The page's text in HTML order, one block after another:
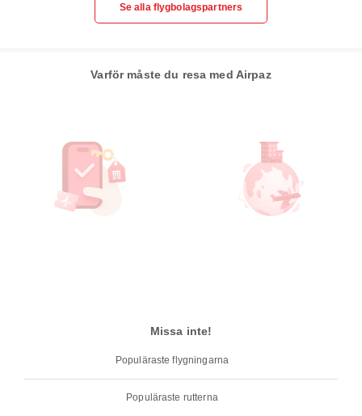
Se alla flygbolagspartners
Varför måste du resa med Airpaz
Missa inte!
Populäraste flygningarna
Populäraste rutterna